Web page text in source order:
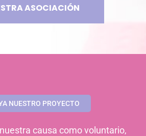
ASOCIACIÓN
NUESTRO PROYECTO
causa como voluntario,